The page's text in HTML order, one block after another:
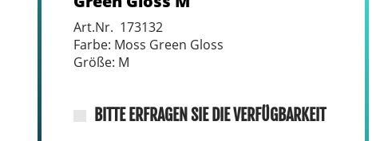
Art.Nr. 173132
Farbe: Moss Green Gloss
Größe: M
BITTE ERFRAGEN SIE DIE VERFÜGBARKEIT